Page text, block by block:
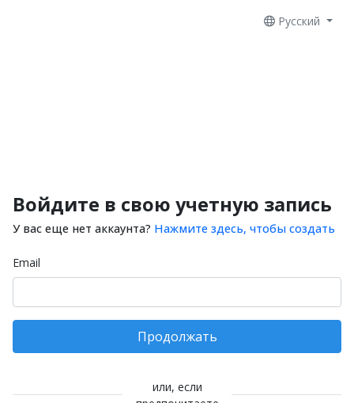
Русский
Войдите в свою учетную запись
У вас еще нет аккаунта? Нажмите здесь, чтобы создать
Email
Продолжать
или, если